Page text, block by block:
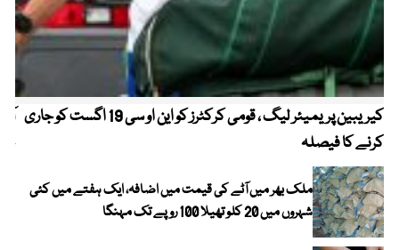
کیریبین پریمیئر لیگ ، قومی کرکٹرز کو این او سی 19 اگست کو جاری
کرنے کا فیصلہ
ملک بھر میں آٹے کی قیمت میں اضافہ، ایک ہفتے میں کئی
شہروں میں 20 کلو تھیلا 100 روپے تک مہنگا